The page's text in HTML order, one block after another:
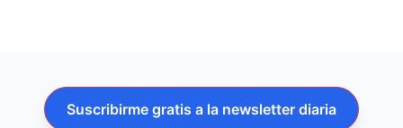
Suscribirme gratis a la newsletter diaria